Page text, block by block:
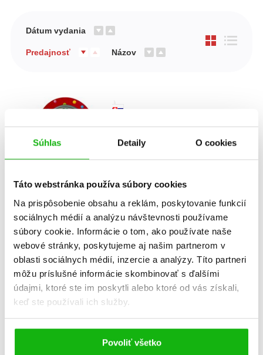
Súhlas Detaily O cookies
Táto webstránka používa súbory cookies
Na prispôsobenie obsahu a reklám, poskytovanie funkcií
sociálnych médií a analýzu návštevnosti používame
súbory cookie. Informácie o tom, ako používate naše
webové stránky, poskytujeme aj našim partnerom v
oblasti sociálnych médií, inzercie a analýzy. Títo partneri
môžu príslušné informácie skombinovať s ďalšími
údajmi, ktoré ste im poskytli alebo ktoré od vás získali,
keď ste používali ich služby.
Povoliť všetko
Dátum vydania
Predajnosť Názov
Moje prvé hodiny
Celkom kníh:1